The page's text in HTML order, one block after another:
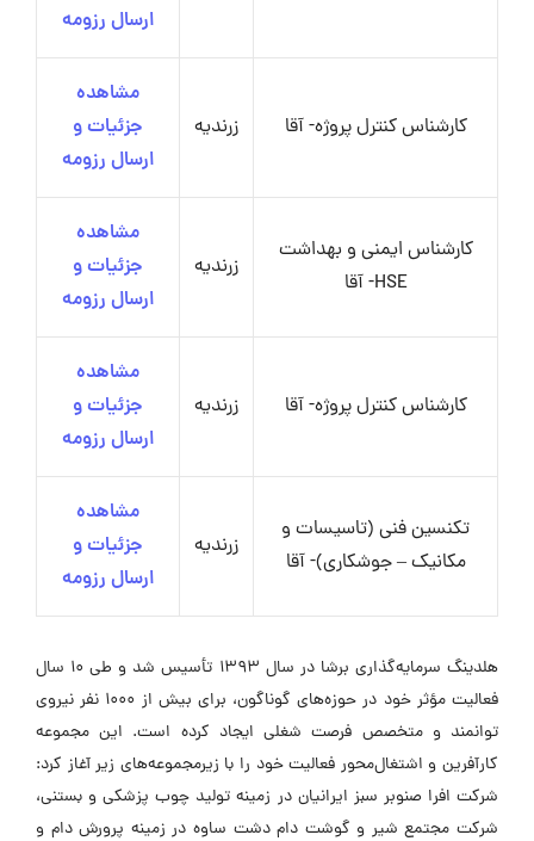
ارسال رزومه
کارشناس کنترل پروژه- آقا زرندیه
مشاهده
جزئیات و
ارسال رزومه
کارشناس ایمنی و بهداشت
HSE- آقا
زرندیه
مشاهده
جزئیات و
ارسال رزومه
کارشناس کنترل پروژه- آقا زرندیه
مشاهده
جزئیات و
ارسال رزومه
تکنسین فنی (تاسیسات و
مکانیک – جوشکاری)- آقا
زرندیه
مشاهده
جزئیات و
ارسال رزومه
هلدینگ سرمایه‌گذاری برشا در سال 1393 تأسیس شد و طی 10 سال
فعالیت مؤثر خود در حوزه‌های گوناگون، برای بیش از 1000 نفر نیروی
توانمند و متخصص فرصت شغلی ایجاد کرده است. این مجموعه
کارآفرین و اشتغال‌محور فعالیت خود را با زیرمجموعه‌های زیر آغاز کرد:
شرکت افرا صنوبر سبز ایرانیان در زمینه تولید چوب پزشکی و بستنی،
شرکت مجتمع شیر و گوشت دام دشت ساوه در زمینه پرورش دام و